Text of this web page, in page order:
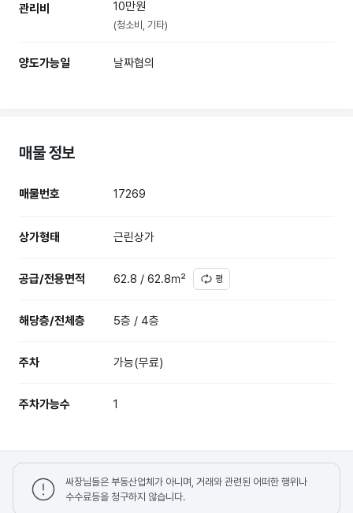
관리비 10만원
(청소비, 기타)
양도가능일 날짜협의
매물 정보
매물번호 17269
상가형태 근린상가
공급/전용면적 62.8 / 62.8㎡ 평
해당층/전체층 5층 / 4층
주차 가능(무료)
주차가능수 1
싸장님들은 부동산업체가 아니며, 거래와 관련된 어떠한 행위나
수수료등을 청구하지 않습니다.